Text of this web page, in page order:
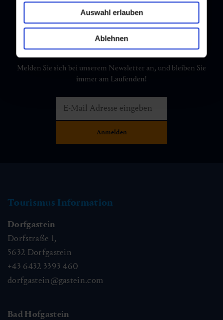
Auswahl erlauben
Ablehnen
Newsletter
Melden Sie sich bei unserem Newsletter an, und bleiben Sie
immer am Laufenden!
Tourismus Information
Dorfgastein
Dorfstraße 1,
5632 Dorfgastein
+43 6432 3393 460
dorfgastein@gastein.com
Bad Hofgastein